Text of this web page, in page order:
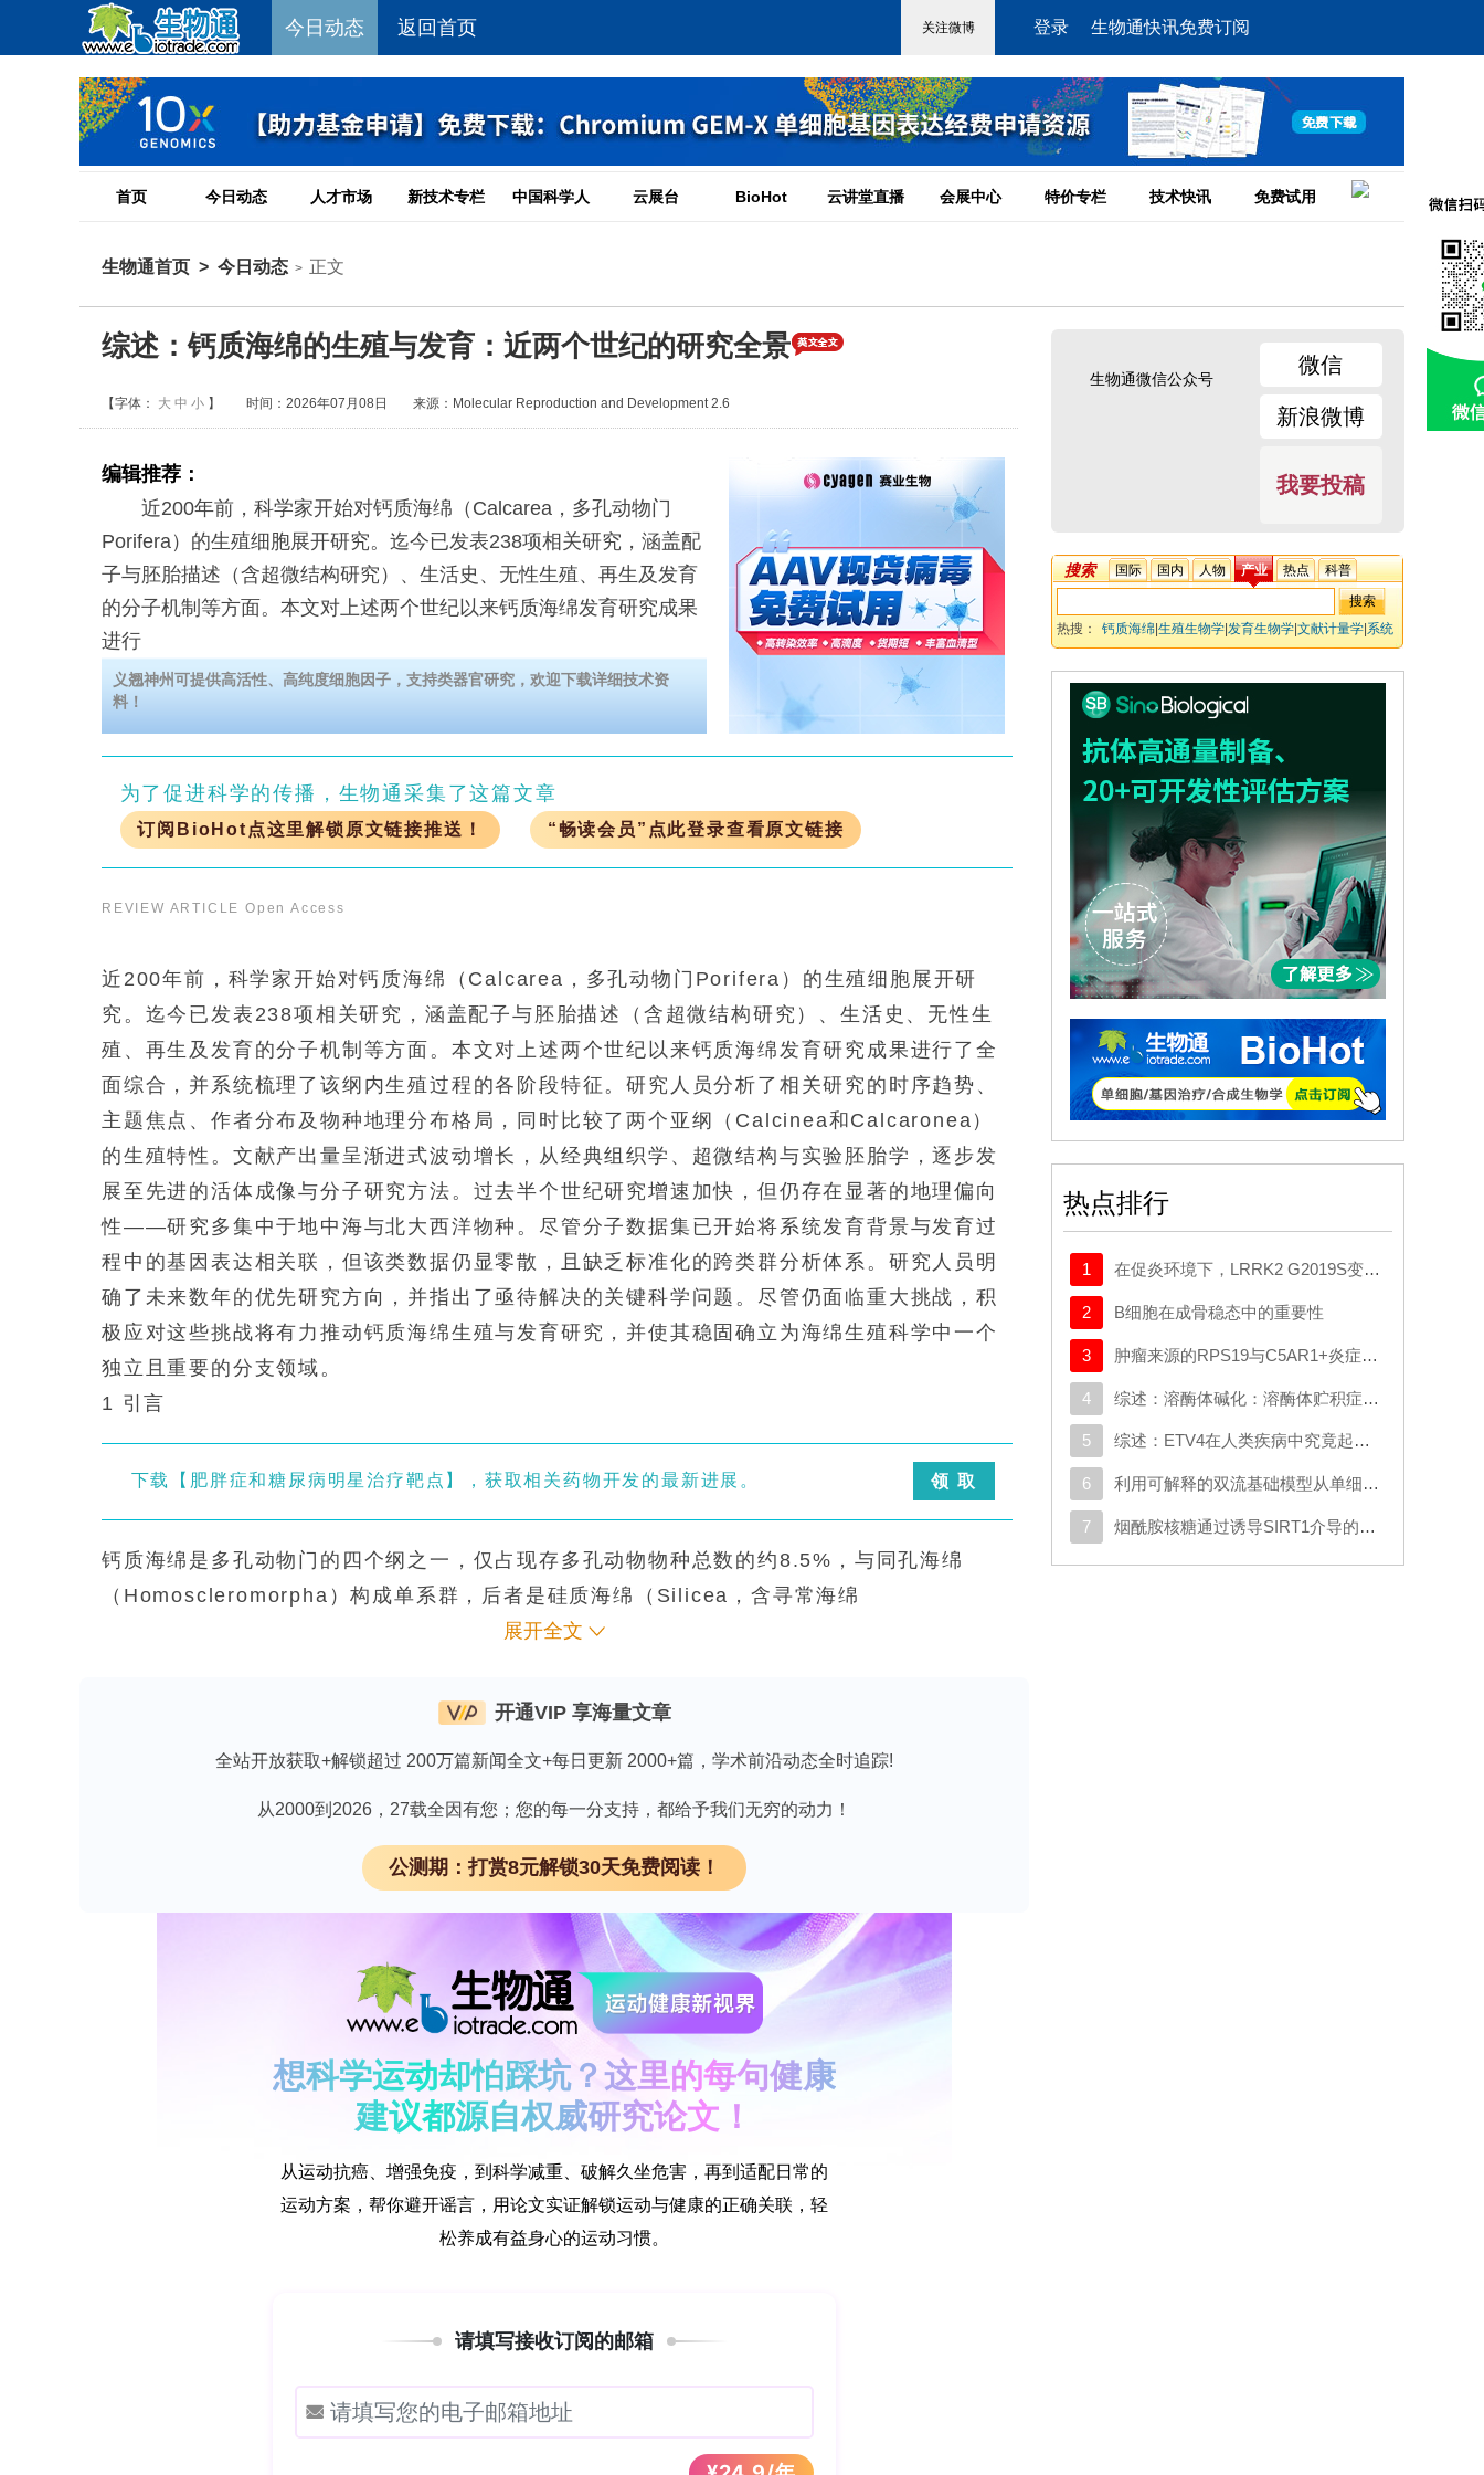
今日动态 返回首页 登录 生物通快讯免费订阅
首页 今日动态 人才市场 新技术专栏 中国科学人 云展台 BioHot 云讲堂直播 会展中心 特价专栏 技术快讯 免费试用
生物通首页 > 今日动态 > 正文
综述：钙质海绵的生殖与发育：近两个世纪的研究全景
【字体： 大 中 小 】 时间：2026年07月08日 来源：Molecular Reproduction and Development 2.6
编辑推荐：
近200年前，科学家开始对钙质海绵（Calcarea，多孔动物门
Porifera）的生殖细胞展开研究。迄今已发表238项相关研究，涵盖配
子与胚胎描述（含超微结构研究）、生活史、无性生殖、再生及发育
的分子机制等方面。本文对上述两个世纪以来钙质海绵发育研究成果
进行
义翘神州可提供高活性、高纯度细胞因子，支持类器官研究，欢迎下载详细技术资
料！
为了促进科学的传播，生物通采集了这篇文章
订阅BioHot点这里解锁原文链接推送！ “畅读会员”点此登录查看原文链接
REVIEW ARTICLE Open Access
近200年前，科学家开始对钙质海绵（Calcarea，多孔动物门Porifera）的生殖细胞展开研
究。迄今已发表238项相关研究，涵盖配子与胚胎描述（含超微结构研究）、生活史、无性生
殖、再生及发育的分子机制等方面。本文对上述两个世纪以来钙质海绵发育研究成果进行了全
面综合，并系统梳理了该纲内生殖过程的各阶段特征。研究人员分析了相关研究的时序趋势、
主题焦点、作者分布及物种地理分布格局，同时比较了两个亚纲（Calcinea和Calcaronea）
的生殖特性。文献产出量呈渐进式波动增长，从经典组织学、超微结构与实验胚胎学，逐步发
展至先进的活体成像与分子研究方法。过去半个世纪研究增速加快，但仍存在显著的地理偏向
性——研究多集中于地中海与北大西洋物种。尽管分子数据集已开始将系统发育背景与发育过
程中的基因表达相关联，但该类数据仍显零散，且缺乏标准化的跨类群分析体系。研究人员明
确了未来数年的优先研究方向，并指出了亟待解决的关键科学问题。尽管仍面临重大挑战，积
极应对这些挑战将有力推动钙质海绵生殖与发育研究，并使其稳固确立为海绵生殖科学中一个
独立且重要的分支领域。
1 引言
下载【肥胖症和糖尿病明星治疗靶点】，获取相关药物开发的最新进展。 领 取
钙质海绵是多孔动物门的四个纲之一，仅占现存多孔动物物种总数的约8.5%，与同孔海绵
（Homoscleromorpha）构成单系群，后者是硅质海绵（Silicea，含寻常海绵
Demospongiae和六放海绵Hexactinellida）的姐妹群。钙质海绵及其两个亚纲（Calcinea和
中唯一被描述出全部六种水沟系统的类群，其中四种（即单沟型asconoid、双沟型sylleibid、
碳酸钙构成的游离骨针。由于可用形态学性状有限且不同谱系频繁出现趋同特征，该类群的系
统分类学研究极具挑战性。值得注意的是，生殖与发育特征在理解该类群的进化与系统分类学
中具有重要潜力，例如区分两个亚纲的关键分类依据即为幼虫类型：Calcinea具钙囊幼虫
（calciblastula-type larvae），而Calcaronea具两囊幼虫（amphiblastula-type
larvae）。尽管历史上Ernst Haeckel、Octave Duboscq、Odette Tuzet等学者曾致力于钙
质海绵独特性状的研究，但该纲仍是发育与生殖生物学基础问题研究的理想模型。然而，相较
于寻常海绵等其他纲，钙质海绵在海绵生殖科学（Sponge Reproductive Science, SRS）和
进化研究中长期被忽视，可能的原因包括其生境多为隐蔽环境、体型微小且缺乏鲜艳色彩导致
野外难以发现，以及研究存在地理偏向性。此外，专注于钙质海绵的研究人员数量相对较少，
也限制了相关研究的产出。尽管自Haeckel的经典专著（1872年）发表以来已逾百年，但在卵
母细胞营养供给、胚胎反转及类群内发育变异等方面仍存在重要空白。这些局限也阻碍了现代
分子方法的应用，包括基因库、发育通路、细胞调控及种间变异研究。目前尚不清楚钙质海绵
看似“被忽视”的状态究竟源于真实的研究匮乏，还是与早期文献多非英语撰写导致的获取困难
有关。因此，对钙质海绵生殖与发育文献进行全面综述，对于识别并厘清这些长期存在的空白
殖与发育生物学，对于重建动物的祖先性状具有关键意义。本研究旨在量化并分析涉及钙质海
史、无性生殖、再生及进化发育生物学（evo-devo）等领域。按物种、主题及全球区域系统整
理的文献清单，将为该类群的未来研究提供坚实框架。除定量文献分析外，本文还对钙质海绵
展开全文
开通VIP 享海量文章
全站开放获取+解锁超过 200万篇新闻全文+每日更新 2000+篇，学术前沿动态全时追踪!
从2000到2026，27载全因有您；您的每一分支持，都给予我们无穷的动力！
公测期：打赏8元解锁30天免费阅读！
生物通微信公众号
微信
新浪微博
我要投稿
搜索 国际 国内 人物 产业 热点 科普
热搜： 钙质海绵 生殖生物学 发育生物学 文献计量学 系统
热点排行
1 在促炎环境下，LRRK2 G2019S变异体与帕金森病患者髓系细胞中的转录变化相关
2 B细胞在成骨稳态中的重要性
3 肿瘤来源的RPS19与C5AR1+炎症巨噬细胞相互作用，促使星形胶质细胞重编程并推动胶质母细胞瘤的进展
4 综述：溶酶体碱化：溶酶体贮积症与典型神经退行性疾病中的共同机制
5 综述：ETV4在人类疾病中究竟起什么作用：新的功能、机制及治疗前景
6 利用可解释的双流基础模型从单细胞数据中揭示生物学奥秘
7 烟酰胺核糖通过诱导SIRT1介导的SMAD7去乙酰化以及激活TGF-β/SMAD2/3信号通路，促进人类脂肪干细胞的成软骨分化